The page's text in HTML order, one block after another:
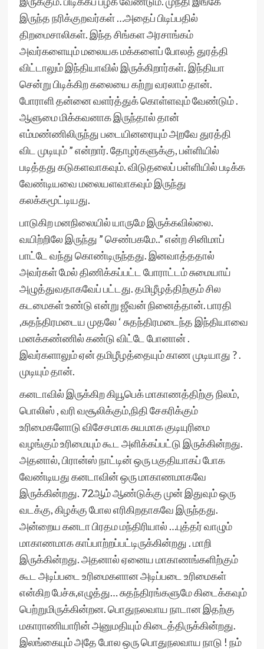
இருந்த நரிக்குறவர்கள் …அதைப் பிடிப்பதில்
திறமைசாலிகள். இந்த சிங்கள அரசாங்கம்
அவர்களையும் மலையக ம‌க்களைப் போல‌த் துரத்தி
விட்டாலும் இந்தியாவில் இருக்கிறார்கள். இந்தியா
சென்று பிடிக்கிற கலையை கற்று வரலாம் தான்.
போராளி தன்னை வளர்த்துக் கொள்ளவும் வேண்டும் .
ஆளுமை மிக்கவனாக இருந்தால் தான்
எம்மண்ணிலிருந்து படையினரையும் அறவே துரத்தி
விட முடியும் ” என்றார். தோழர்களுக்கு, பள்ளியில்
படித்தது கடுகளவாகவும். விடுதலைப் பள்ளியில் படிக்க
வேண்டியவை மலையளவாகவும் இருந்து
கலக்கமூட்டியது.
பாடுகிற மனநிலையில் யாருமே இருக்கவில்லை.
வயிற்றிலே இருந்து ” செண்பகமே..” என்ற சினிமாப்
பாட்டே வந்து கொண்டிருந்தது. இனவாத்ததால்
அவர்கள் மேல் திணிக்கப்பட்ட போராட்டம் சுமையாய்
அழுத்துவதாக‌வேப் பட்டது. தமிழீழத்திற்கும் சில
கடமைகள் உண்டு என்று ஜீவன் நினைத்தான். பாரதி
,சுதந்திரமடைய முதலே ‘ சுதந்திரமடைந்த இந்தியாவை
மனக்கண்ணில் கண்டு விட்டே போனான் .
இவர்களாலும் ஏன் தமிழீழத்தையும் காண முடியாது ? .
முடியும் தான்.
கனடாவில் இருக்கிற கியூபெக் மாகாணத்திற்கு நிலம்,
பொலிஸ் , வரி வசூலிக்கும்,நிதி சேகரிக்கும்
உரிமைகளோடு விசேசமாக சுயமாக குடியுரிமை
வழங்கும் உரிமையும் கூட அளிக்கப்பட்டு இருக்கின்றது.
அதனால், பிரான்ஸ் நாட்டின் ஒரு பகுதியாகப் போக
வேண்டியது கனடாவின் ஒரு மாகாணமாகவே
இருக்கின்றது. 72ஆம் ஆண்டுக்கு முன் இதுவும் ஒரு
வடக்கு, கிழக்கு போல எரிகிறதாகவே இருந்தது.
அன்றைய‌ கனடா பிரதம மந்திரியால் …புத்தர் வாழும்
மாகாணமாக காப்பாற்றப்பட்டிருக்கின்றது . மாறி
இருக்கின்றது. அதனால் ஏனைய‌ மாகாணங்களிற்கும்
கூட அடிப்படை உரிமைகளான அடிப்படை உரிமைகள்
என்கிற‌ பேச்சு,எழுத்து… சுதந்திரங்களுமே கிடைக்கவும்
பெற்றுமிருக்கின்றன. பொதுநலவாய நாடான இதற்கு
மகாராணியாரின் அனுமதியும் கிடைத்திருக்கின்றது.
இலங்கையும் அதே போல ஒரு பொதுநலவாய நாடு ! நம்